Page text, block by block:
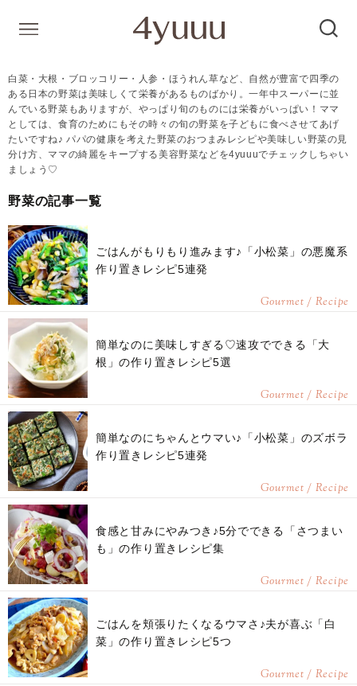
白菜・大根・ブロッコリー・人参・ほうれん草など、自然が豊富で四季の
ある日本の野菜は美味しくて栄養があるものばかり。一年中スーパーに並
んでいる野菜もありますが、やっぱり旬のものには栄養がいっぱい！ママ
としては、食育のためにもその時々の旬の野菜を子どもに食べさせてあげ
たいですね♪ パパの健康を考えた野菜のおつまみレシピや美味しい野菜の見
分け方、ママの綺麗をキープする美容野菜などを4yuuuでチェックしちゃい
ましょう♡
野菜の記事一覧
ごはんがもりもり進みます♪「小松菜」の悪魔系
作り置きレシピ5連発
Gourmet / Recipe
簡単なのに美味しすぎる♡速攻でできる「大
根」の作り置きレシピ5選
Gourmet / Recipe
簡単なのにちゃんとウマい♪「小松菜」のズボラ
作り置きレシピ5連発
Gourmet / Recipe
食感と甘みにやみつき♪5分でできる「さつまい
も」の作り置きレシピ集
Gourmet / Recipe
ごはんを頬張りたくなるウマさ♪夫が喜ぶ「白
菜」の作り置きレシピ5つ
Gourmet / Recipe